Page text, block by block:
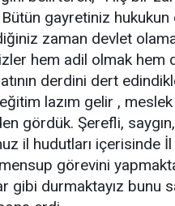
Bütün gayretiniz
zaman devlet
hem adil olmak
derdini dert
lazım gelir ,
gördük. Şerefli,
il hudutları içerisinde
görevini
gibi durmaktayız bunu